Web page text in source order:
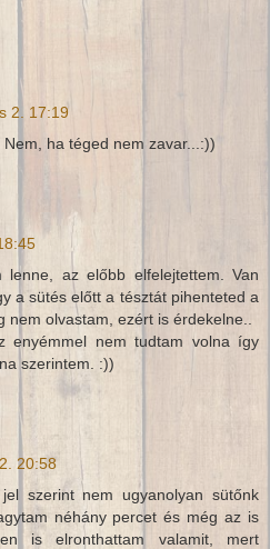
2. 17:19
ha téged nem zavar...:))
lenne, az előbb elfelejtettem. Van
a sütés előtt a tésztát pihenteted a
nem olvastam, ezért is érdekelne..
enyémmel nem tudtam volna így
szerintem. :))
20:58
szerint nem ugyanolyan sütőnk
néhány percet és még az is
is elronthattam valamit, mert